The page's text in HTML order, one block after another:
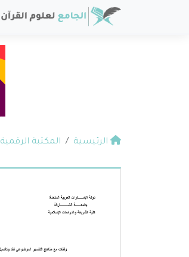
الرئيسية المكتبة الرقمية